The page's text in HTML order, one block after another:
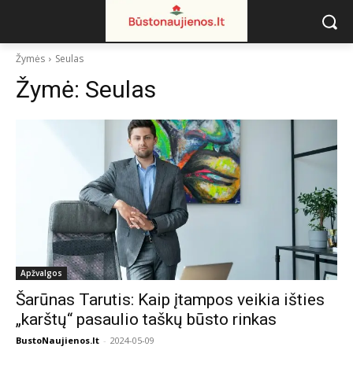
Žymės Seulas
Žymė: Seulas
Apžvalgos
Šarūnas Tarutis: Kaip įtampos veikia išties
„karštų“ pasaulio taškų būsto rinkas
BustoNaujienos.lt - 2024-05-09